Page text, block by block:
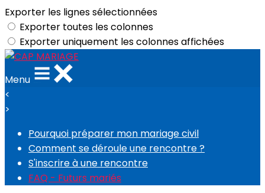
Exporter les lignes sélectionnées
Exporter toutes les colonnes
Exporter uniquement les colonnes affichées
Menu
<
>
Pourquoi préparer mon mariage civil
Comment se déroule une rencontre ?
S'inscrire à une rencontre
FAQ - Futurs mariés